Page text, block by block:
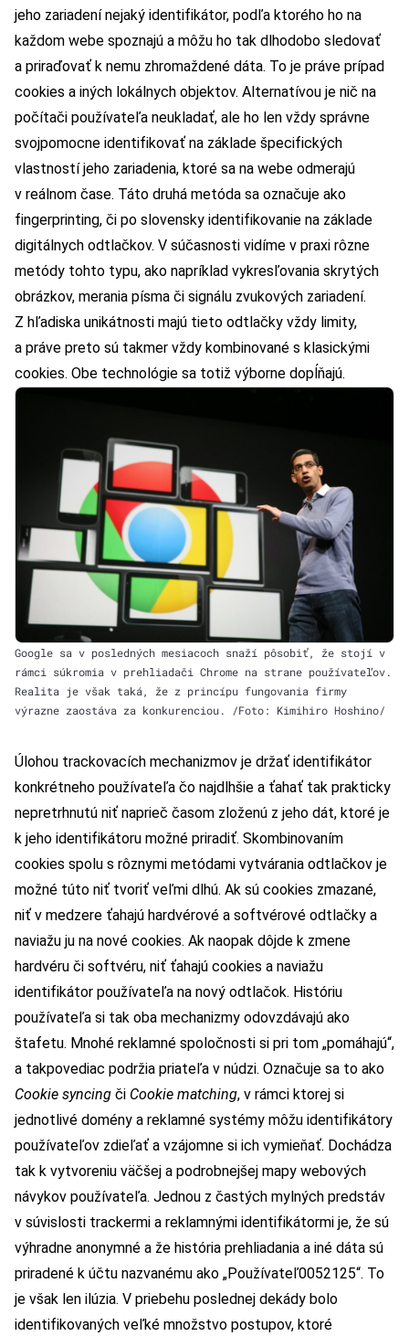
jeho zariadení nejaký identifikátor, podľa ktorého ho na
každom webe spoznajú a môžu ho tak dlhodobo sledovať
a priraďovať k nemu zhromaždené dáta. To je práve prípad
cookies a iných lokálnych objektov. Alternatívou je nič na
počítači používateľa neukladať, ale ho len vždy správne
svojpomocne identifikovať na základe špecifických
vlastností jeho zariadenia, ktoré sa na webe odmerajú
v reálnom čase. Táto druhá metóda sa označuje ako
fingerprinting, či po slovensky identifikovanie na základe
digitálnych odtlačkov. V súčasnosti vidíme v praxi rôzne
metódy tohto typu, ako napríklad vykresľovania skrytých
obrázkov, merania písma či signálu zvukových zariadení.
Z hľadiska unikátnosti majú tieto odtlačky vždy limity,
a práve preto sú takmer vždy kombinované s klasickými
cookies. Obe technológie sa totiž výborne dopĺňajú.
Google sa v posledných mesiacoch snaží pôsobiť, že stojí v
rámci súkromia v prehliadači Chrome na strane používateľov.
Realita je však taká, že z princípu fungovania firmy
výrazne zaostáva za konkurenciou. /Foto: Kimihiro Hoshino/
Úlohou trackovacích mechanizmov je držať identifikátor
konkrétneho používateľa čo najdlhšie a ťahať tak prakticky
nepretrhnutú niť naprieč časom zloženú z jeho dát, ktoré je
k jeho identifikátoru možné priradiť. Skombinovaním
cookies spolu s rôznymi metódami vytvárania odtlačkov je
možné túto niť tvoriť veľmi dlhú. Ak sú cookies zmazané,
niť v medzere ťahajú hardvérové a softvérové odtlačky a
naviažu ju na nové cookies. Ak naopak dôjde k zmene
hardvéru či softvéru, niť ťahajú cookies a naviažu
identifikátor používateľa na nový odtlačok. Históriu
používateľa si tak oba mechanizmy odovzdávajú ako
štafetu. Mnohé reklamné spoločnosti si pri tom „pomáhajú“,
a takpovediac podržia priateľa v núdzi. Označuje sa to ako
Cookie syncing či Cookie matching, v rámci ktorej si
jednotlivé domény a reklamné systémy môžu identifikátory
používateľov zdieľať a vzájomne si ich vymieňať. Dochádza
tak k vytvoreniu väčšej a podrobnejšej mapy webových
návykov používateľa. Jednou z častých mylných predstáv
v súvislosti trackermi a reklamnými identifikátormi je, že sú
výhradne anonymné a že história prehliadania a iné dáta sú
priradené k účtu nazvanému ako „Používateľ0052125“. To
je však len ilúzia. V priebehu poslednej dekády bolo
identifikovaných veľké množstvo postupov, ktoré